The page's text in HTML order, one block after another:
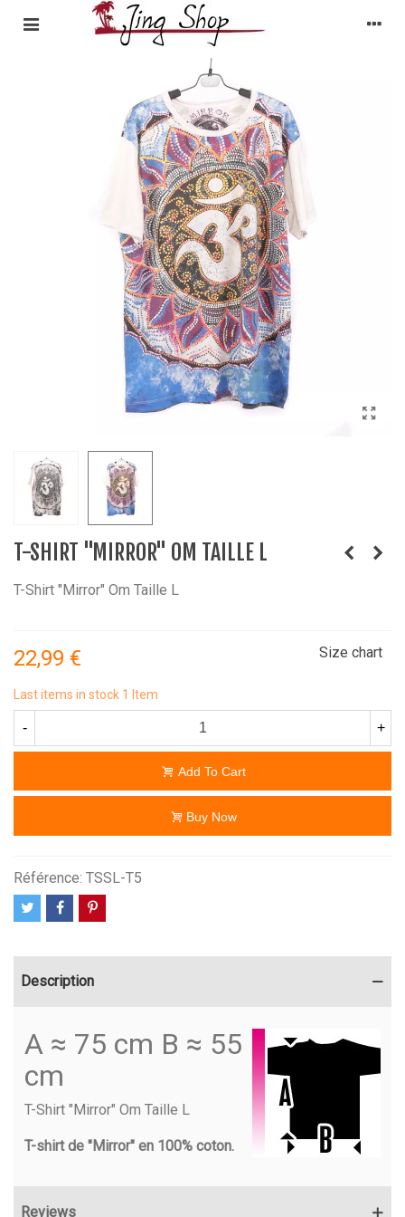
T-SHIRT "MIRROR" OM TAILLE L
T-Shirt "Mirror" Om Taille L
22,99 € Size chart
Last items in stock 1 Item
- +
Add To Cart
Buy Now
Référence: TSSL-T5
Description
A ≈ 75 cm B ≈ 55
cm
T-Shirt "Mirror" Om Taille L
T-shirt de "Mirror" en 100% coton.
Reviews